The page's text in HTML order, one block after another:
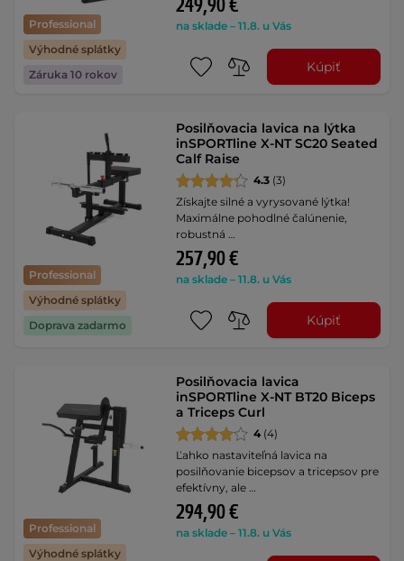
Professional
Výhodné splátky
Záruka 10 rokov
249,90 €
na sklade – 11.8. u Vás
Kúpiť
Professional
Výhodné splátky
Doprava zadarmo
Posilňovacia lavica na lýtka
inSPORTline X-NT SC20 Seated
Calf Raise
4.3 (3)
Získajte silné a vyrysované lýtka!
Maximálne pohodlné čalúnenie,
robustná …
257,90 €
na sklade – 11.8. u Vás
Kúpiť
Professional
Výhodné splátky
Posilňovacia lavica
inSPORTline X-NT BT20 Biceps
a Triceps Curl
4 (4)
Ľahko nastaviteľná lavica na
posilňovanie bicepsov a tricepsov pre
efektívny, ale …
294,90 €
na sklade – 11.8. u Vás